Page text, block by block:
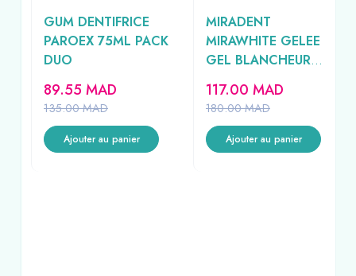
GUM DENTIFRICE
PAROEX 75ML PACK
DUO
135.00MAD
89.55 MAD
Ajouter au panier
MIRADENT
MIRAWHITE GELEE
GEL BLANCHEUR
100ML
180.00MAD
117.00 MAD
Ajouter au panier